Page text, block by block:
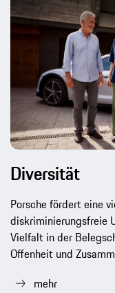
Diversität
Porsche fördert eine
diskriminierungsfreie
Vielfalt in der
Offenheit und
mehr